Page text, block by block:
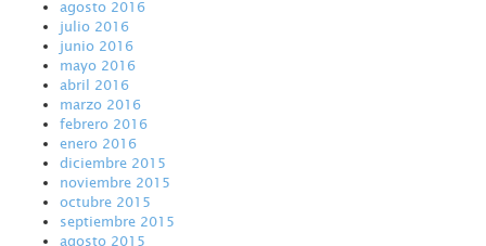
agosto 2016
julio 2016
junio 2016
mayo 2016
abril 2016
marzo 2016
febrero 2016
enero 2016
diciembre 2015
noviembre 2015
octubre 2015
septiembre 2015
agosto 2015